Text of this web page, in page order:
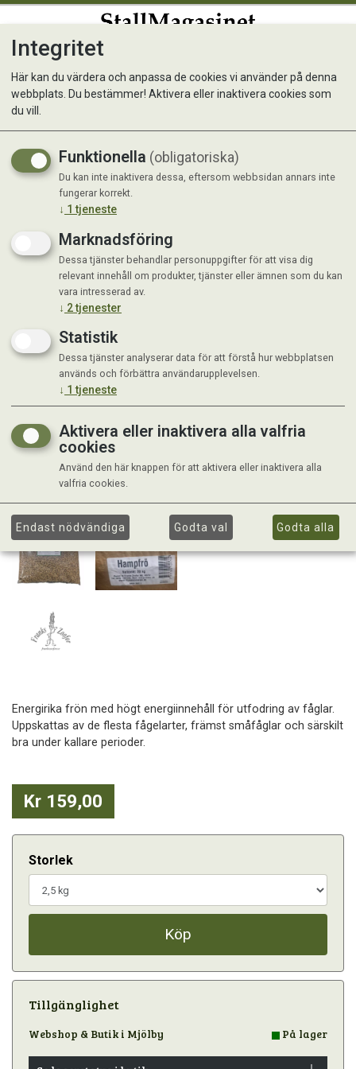
Hampfrö - flera storlekar
Energirika frön med högt energiinnehåll för utfodring av fåglar.
Uppskattas av de flesta fågelarter, främst småfåglar och särskilt
bra under kallare perioder.
Kr 159,00
Storlek
Köp
Tillgänglighet
Webshop & Butik i Mjölby På lager
Integritet
Här kan du värdera och anpassa de cookies vi använder på denna
webbplats. Du bestämmer! Aktivera eller inaktivera cookies som
du vill.
Funktionella (obligatoriska)
Du kan inte inaktivera dessa, eftersom webbsidan annars inte
fungerar korrekt.
↓ 1 tjeneste
Marknadsföring
Dessa tjänster behandlar personuppgifter för att visa dig
relevant innehåll om produkter, tjänster eller ämnen som du kan
vara intresserad av.
↓ 2tjenester
Statistik
Dessa tjänster analyserar data för att förstå hur webbplatsen
används och förbättra användarupplevelsen.
↓ 1 tjeneste
Aktivera eller inaktivera alla valfria
cookies
Använd den här knappen för att aktivera eller inaktivera alla
valfria cookies.
Endast nödvändiga Godta val Godta alla